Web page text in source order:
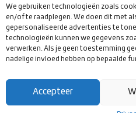
We gebruiken technologieën zoals
en/of te raadplegen. We doen dit met
gepersonaliseerde advertenties te
technologieën kunnen we gegevens
verwerken. Als je geen toestemming
nadelige invloed hebben op bepaalde
Accepteer